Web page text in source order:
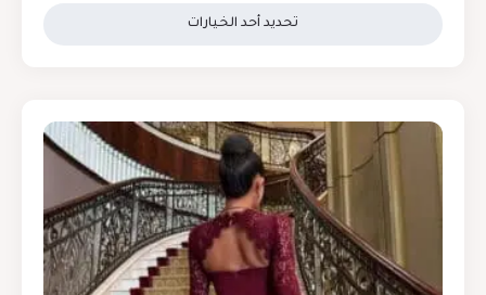
تحديد أحد الخيارات